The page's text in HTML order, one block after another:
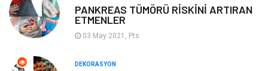
Moda
Anne Çocuk
PANKREAS TÜMÖRÜ RİSKİNİ ARTIRAN
ETMENLER
03 May 2021, Pts
DEKORASYON